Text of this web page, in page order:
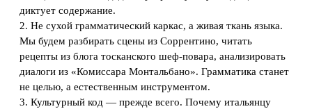
диктует содержание.
2. Не сухой грамматический каркас, а живая ткань языка.
Мы будем разбирать сцены из Соррентино, читать
рецепты из блога тосканского шеф-повара, анализировать
диалоги из «Комиссара Монтальбано». Грамматика станет
не целью, а естественным инструментом.
3. Культурный код — прежде всего. Почему итальянцу